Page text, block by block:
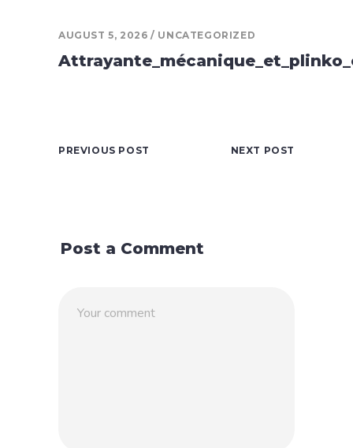
AUGUST 5, 2026 UNCATEGORIZED
PREVIOUS POST NEXT POST
Post a Comment